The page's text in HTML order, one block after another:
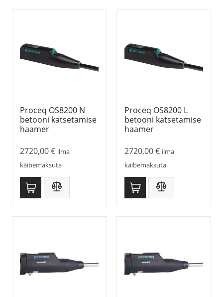
Proceq OS8200 N
betooni katsetamise
haamer
2720,00€ ilma
käibemaksuta
Proceq OS8200 L
betooni katsetamise
haamer
2720,00€ ilma
käibemaksuta